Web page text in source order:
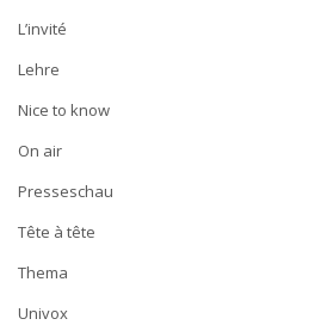
L’invité
Lehre
Nice to know
On air
Presseschau
Tête à tête
Thema
Univox